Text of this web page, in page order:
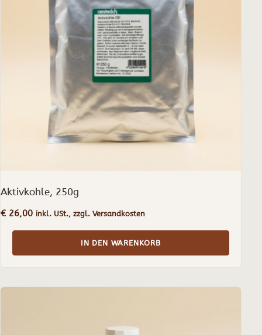
Aktivkohle, 250g
€26,00 inkl. USt., zzgl. Versandkosten
IN DEN WARENKORB